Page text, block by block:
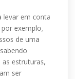
levar em conta
exemplo,
de uma
estruturas,
ser